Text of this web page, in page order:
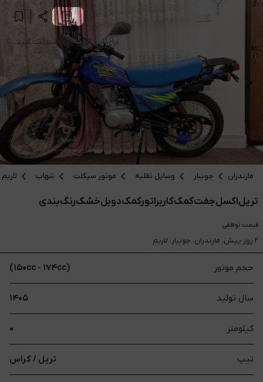
مازندران جویبار وسایل نقلیه موتور سیکلت شهاب لاریم
تریل‌اکسل‌جفت‌کمک‌کاربراتور‌کمک‌دوبل‌خشک‌رنگ‌بندی
قیمت توافقی
۲ روز پیش، مازندران، جویبار، لاریم
حجم موتور (۱۵۰cc - ۱۷۴cc)
سال تولید ۱۴۰۵
کیلومتر ۰
تیپ تریل / کراس
برای این آگهی یادداشت ثبت کنید.